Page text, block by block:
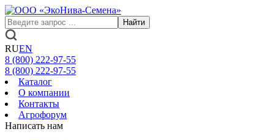
Найти
RUEN
8 (800) 222-97-55
8 (800) 222-97-55
Каталог
О компании
Контакты
Агрофорум
Написать нам